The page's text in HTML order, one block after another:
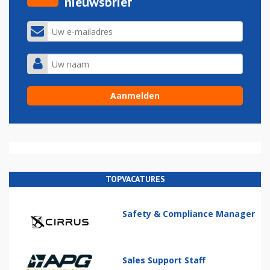
TOPVACATURES
Safety & Compliance Manager
Sales Support Staff